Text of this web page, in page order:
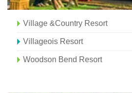
Village &Country Resort
Villageois Resort
Woodson Bend Resort